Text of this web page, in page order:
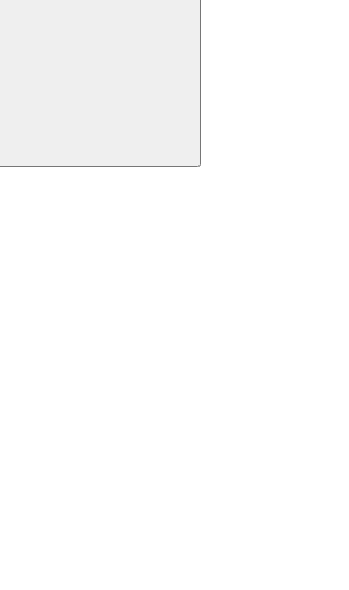
Buscar